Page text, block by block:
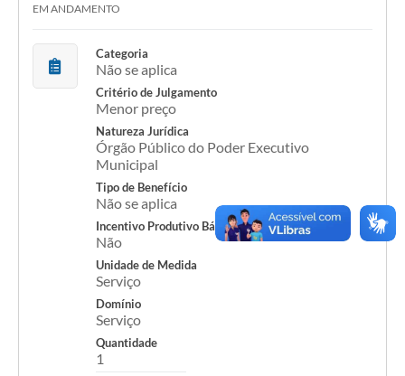
Acesso Rápido
Editais
Carta de Serviços
Arquivos para Download
Galeria de Vídeos
Telefones Úteis
EM ANDAMENTO
Categoria
Não se aplica
Critério de Julgamento
Menor preço
Natureza Jurídica
Órgão Público do Poder Executivo
Municipal
Tipo de Benefício
Não se aplica
Incentivo Produtivo Básico
Não
Unidade de Medida
Serviço
Domínio
Serviço
Quantidade
1